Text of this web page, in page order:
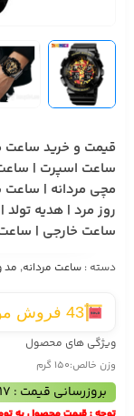
ساعت اسپرت |
مچی مردانه |
روز مرد | هدیه
ساعت خارجی | ساعت
دسته : ساعت مردانه, مد
43 فروش موفق
ویژگی های محصول
وزن خالص:150 گرم
بروزرسانی قیمت : 17 مرداد 1405